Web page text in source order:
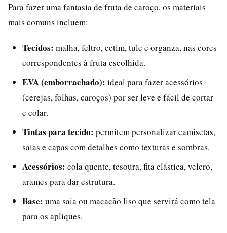
Para fazer uma fantasia de fruta de caroço, os materiais
mais comuns incluem:
Tecidos: malha, feltro, cetim, tule e organza, nas cores
correspondentes à fruta escolhida.
EVA (emborrachado): ideal para fazer acessórios
(cerejas, folhas, caroços) por ser leve e fácil de cortar
e colar.
Tintas para tecido: permitem personalizar camisetas,
saias e capas com detalhes como texturas e sombras.
Acessórios: cola quente, tesoura, fita elástica, velcro,
arames para dar estrutura.
Base: uma saia ou macacão liso que servirá como tela
para os apliques.